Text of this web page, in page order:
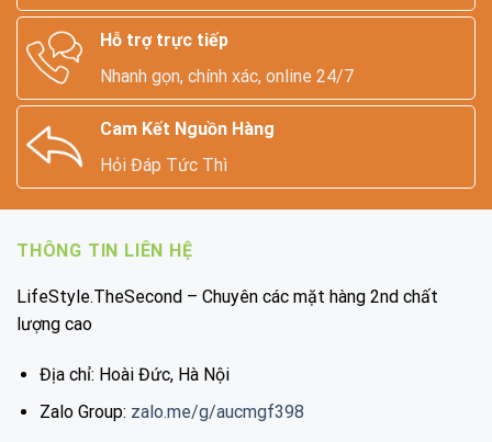
Hỗ trợ trực tiếp
Nhanh gọn, chính xác, online 24/7
Cam Kết Nguồn Hàng
Hỏi Đáp Tức Thì
THÔNG TIN LIÊN HỆ
LifeStyle.TheSecond – Chuyên các mặt hàng 2nd chất
lượng cao
Địa chỉ: Hoài Đức, Hà Nội
Zalo Group: zalo.me/g/aucmgf398